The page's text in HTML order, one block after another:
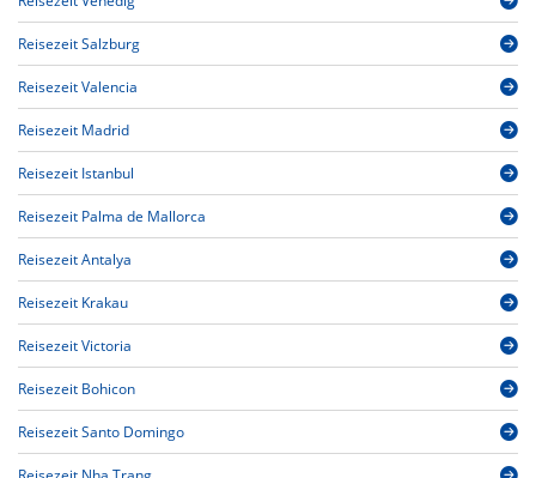
Reisezeit Salzburg
Reisezeit Valencia
Reisezeit Madrid
Reisezeit Istanbul
Reisezeit Palma de Mallorca
Reisezeit Antalya
Reisezeit Krakau
Reisezeit Victoria
Reisezeit Bohicon
Reisezeit Santo Domingo